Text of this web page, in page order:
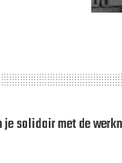
je solidair met de